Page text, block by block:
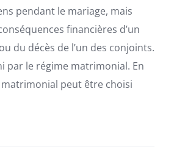
pendant le mariage, mais
financières d’un
du décès de l’un des conjoints.
par le régime matrimonial. En
matrimonial peut être choisi